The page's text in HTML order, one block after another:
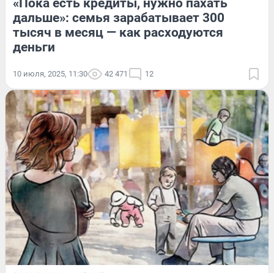
дальше»: семья зарабатывает 300
тысяч в месяц — как расходуются
деньги
10 июля, 2025, 11:30 42 471 12